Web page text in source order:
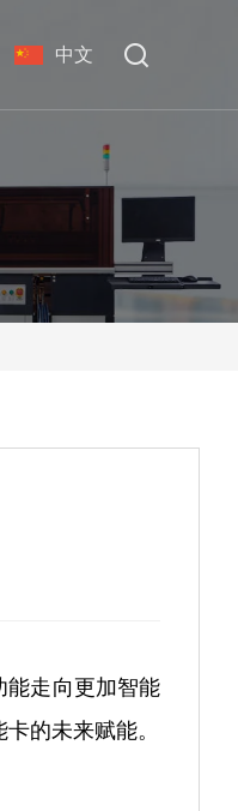
中文
能走向更加智能
的未来赋能。